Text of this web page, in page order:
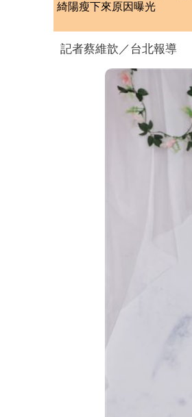
綺陽瘦下來原因曝光
記者蔡維歆／台北報導